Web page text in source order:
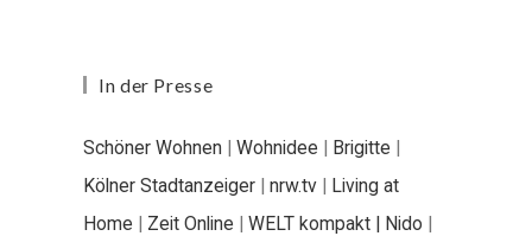
In der Presse
Schöner Wohnen | Wohnidee | Brigitte |
Kölner Stadtanzeiger | nrw.tv | Living at
Home | Zeit Online | WELT kompakt | Nido |